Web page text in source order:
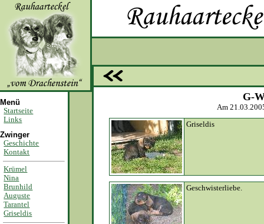
Menü
Startseite
Links
Zwinger
Geschichte
Kontakt
Krümel
Nina
Brunhild
Auguste
Tarantel
Griseldis
G-
Am
Griseldis
Geschwisterliebe.